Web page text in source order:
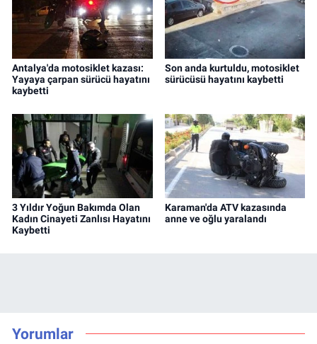
Antalya'da motosiklet kazası:
Yayaya çarpan sürücü hayatını
kaybetti
Son anda kurtuldu, motosiklet
sürücüsü hayatını kaybetti
3 Yıldır Yoğun Bakımda Olan
Kadın Cinayeti Zanlısı Hayatını
Kaybetti
Karaman'da ATV kazasında
anne ve oğlu yaralandı
Yorumlar